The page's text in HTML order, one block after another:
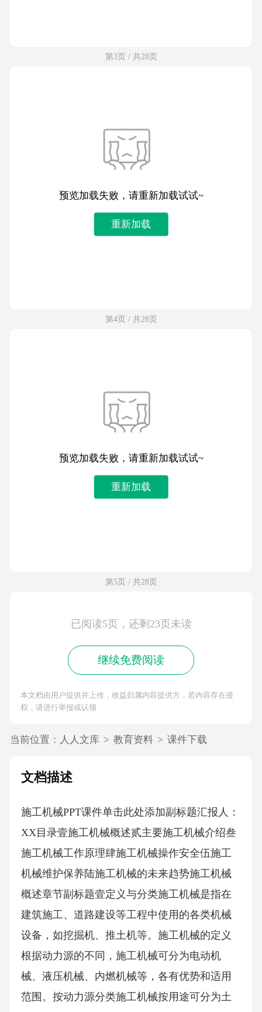
第3页 / 共28页
预览加载失败，请重新加载试试~
重新加载
第4页 / 共28页
预览加载失败，请重新加载试试~
重新加载
第5页 / 共28页
已阅读5页，还剩23页未读
继续免费阅读
本文档由用户提供并上传，收益归属内容提供方，若内容存在侵
权，请进行举报或认领
当前位置： 人人文库 > 教育资料 > 课件下载
文档描述
施工机械PPT课件单击此处添加副标题汇报人：
XX目录壹施工机械概述贰主要施工机械介绍叁
施工机械工作原理肆施工机械操作安全伍施工
机械维护保养陆施工机械的未来趋势施工机械
概述章节副标题壹定义与分类施工机械是指在
建筑施工、道路建设等工程中使用的各类机械
设备，如挖掘机、推土机等。施工机械的定义
根据动力源的不同，施工机械可分为电动机
械、液压机械、内燃机械等，各有优势和适用
范围。按动力源分类施工机械按用途可分为土